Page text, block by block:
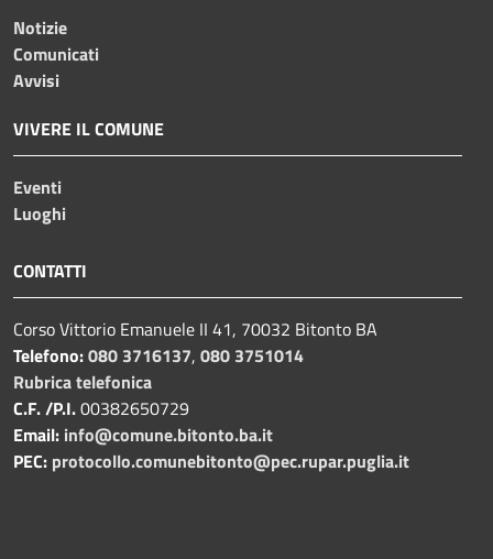
Notizie
Comunicati
Avvisi
VIVERE IL COMUNE
Eventi
Luoghi
CONTATTI
Corso Vittorio Emanuele II 41, 70032 Bitonto BA
Telefono:080 3716137, 080 3751014
Rubrica telefonica
C.F. /P.I.00382650729
Email: info@comune.bitonto.ba.it
PEC: protocollo.comunebitonto@pec.rupar.puglia.it